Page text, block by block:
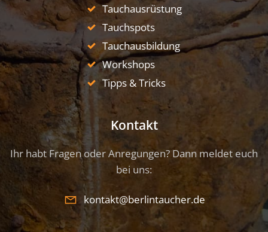
Tauchausrüstung
Tauchspots
Tauchausbildung
Workshops
Tipps & Tricks
Kontakt
Ihr habt Fragen oder Anregungen? Dann meldet euch
bei uns:
kontakt@berlintaucher.de